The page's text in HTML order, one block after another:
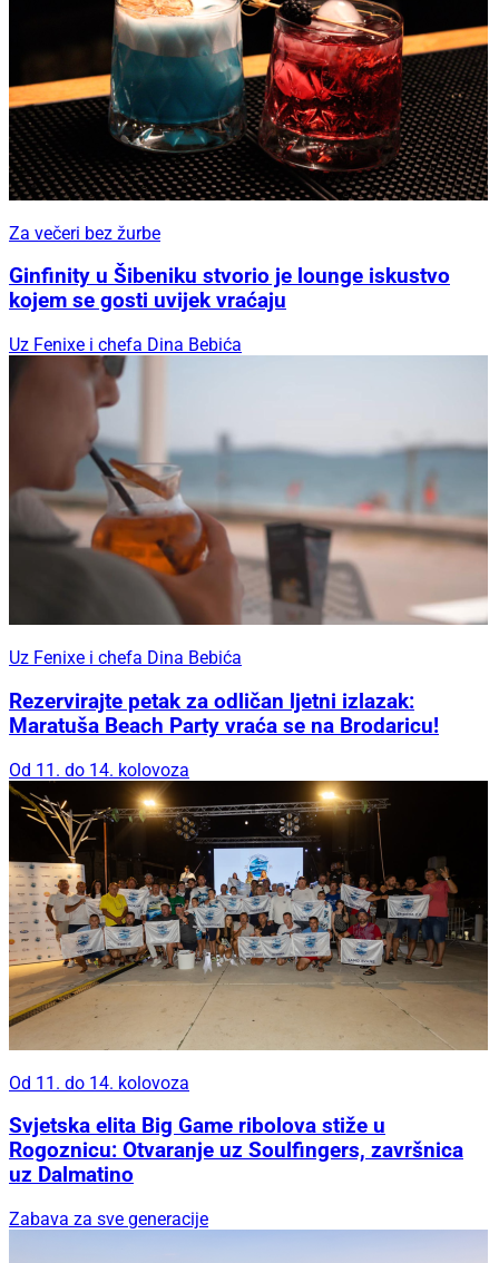
Za večeri bez žurbe
Ginfinity u Šibeniku stvorio je lounge iskustvo
kojem se gosti uvijek vraćaju
Uz Fenixe i chefa Dina Bebića
Uz Fenixe i chefa Dina Bebića
Rezervirajte petak za odličan ljetni izlazak:
Maratuša Beach Party vraća se na Brodaricu!
Od 11. do 14. kolovoza
Od 11. do 14. kolovoza
Svjetska elita Big Game ribolova stiže u
Rogoznicu: Otvaranje uz Soulfingers, završnica
uz Dalmatino
Zabava za sve generacije